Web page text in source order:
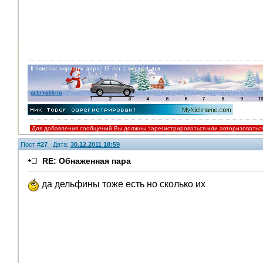
Для добавления сообщений Вы должны зарегистрироваться или
Пост #27 Дата: 30.12.2011 18:59
RE: Обнаженная пара
да дельфины тоже есть но сколько их